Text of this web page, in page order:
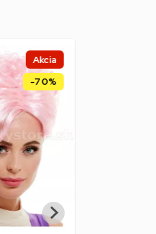
Akcia
-70%